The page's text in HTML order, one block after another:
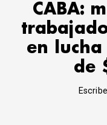
CABA:
en
de
Escribe